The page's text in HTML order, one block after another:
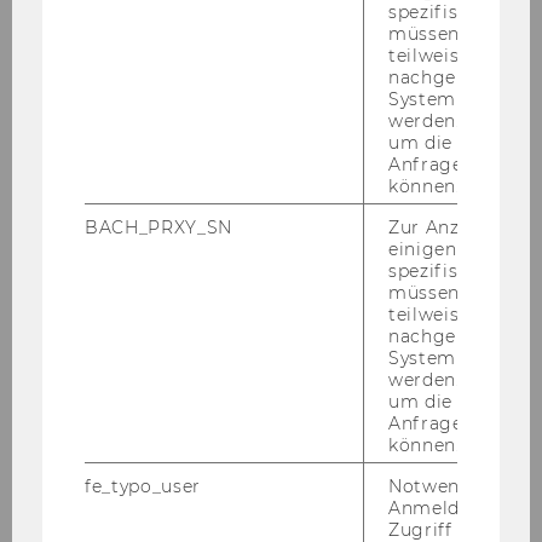
Fran­cis­ca Brem­ber­ger, De­part­ment of
Robin Fi­scher, De­part­ment of In­for­ma­ti­
on Sys­tems and Ope­ra­ti­ons Ma­nage­
To­bi­as Huber, De­part­ment of Pu­blic Law
Mi­cha­el Posch, De­part­ment of Ma­nage­
Anna Schiffer-​Zehetbauer, De­part­ment
Ma­nu­el Scholz-​Wäckerle, De­part­ment of
Mar­tin Spit­zer, De­part­ment of Pri­va­te
spezifischen
müssen
teilweise von
nachgelagerten
System
werden.
um die Antwort
Anfrage
können.
BACH_PRXY_SN
Zur Anzeige von
einigen WU-
spezifischen
müssen
teilweise von
nachgelagerten
System
werden.
um die Antwort
Anfrage
können.
fe_typo_user
Notwendig für
Anmeldung und
Zugriff auf